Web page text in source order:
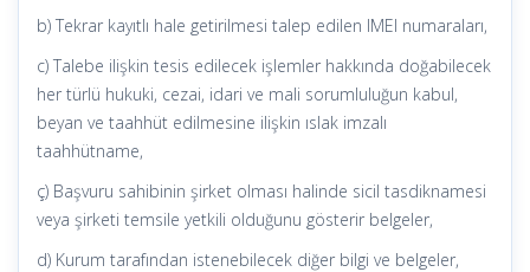
b) Tekrar kayıtlı hale getirilmesi talep edilen IMEI numaraları,
c) Talebe ilişkin tesis edilecek işlemler hakkında doğabilecek
her türlü hukuki, cezai, idari ve mali sorumluluğun kabul,
beyan ve taahhüt edilmesine ilişkin ıslak imzalı
taahhütname,
ç) Başvuru sahibinin şirket olması halinde sicil tasdiknamesi
veya şirketi temsile yetkili olduğunu gösterir belgeler,
d) Kurum tarafından istenebilecek diğer bilgi ve belgeler,